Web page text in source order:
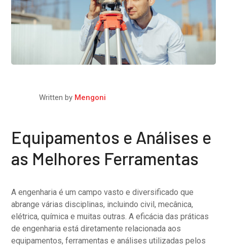
Written by Mengoni
Equipamentos e Análises e
as Melhores Ferramentas
A engenharia é um campo vasto e diversificado que
abrange várias disciplinas, incluindo civil, mecânica,
elétrica, química e muitas outras. A eficácia das práticas
de engenharia está diretamente relacionada aos
equipamentos, ferramentas e análises utilizadas pelos